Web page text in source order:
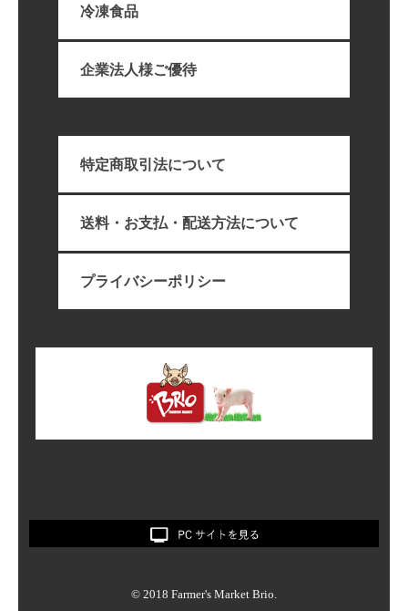
冷凍食品
企業法人様ご優待
特定商取引法について
送料・お支払・配送方法について
プライバシーポリシー
© 2018 Farmer's Market Brio.